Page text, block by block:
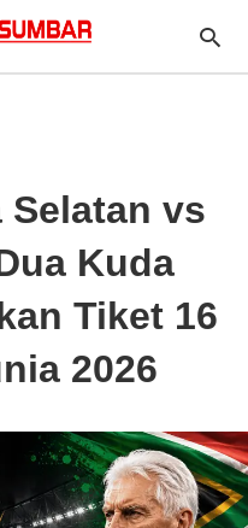
vs
Kuda
Tiket 16
2026